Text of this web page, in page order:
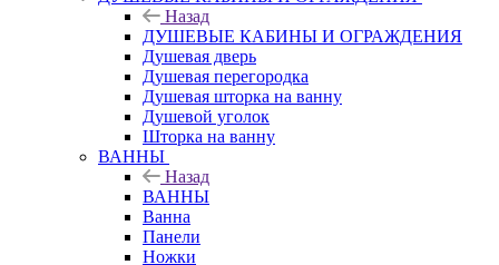
Назад
ДУШЕВЫЕ КАБИНЫ И ОГРАЖДЕНИЯ
Душевая дверь
Душевая перегородка
Душевая шторка на ванну
Душевой уголок
Шторка на ванну
ВАННЫ
Назад
ВАННЫ
Ванна
Панели
Ножки